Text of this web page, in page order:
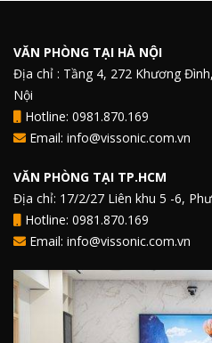
VĂN PHÒNG TẠI HÀ NỘI
Địa chỉ : Tầng 4, 272 Khương
Nội
Hotline: 0981.870.169
Email: info@vissonic.com.vn
VĂN PHÒNG TẠI TP.HCM
Địa chỉ: 17/2/27 Liên khu 5 -6,
Hotline: 0981.870.169
Email: info@vissonic.com.vn